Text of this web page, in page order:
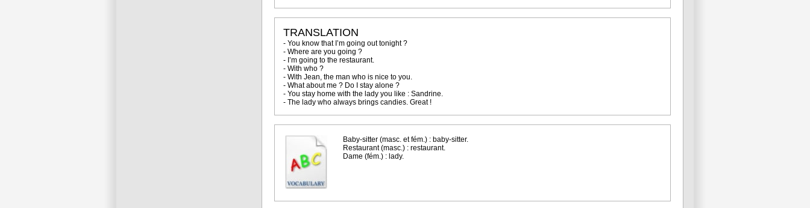
TRANSLATION
- You know that I’m going out tonight ?
- Where are you going ?
- I’m going to the restaurant.
- With who ?
- With Jean, the man who is nice to you.
- What about me ? Do I stay alone ?
- You stay home with the lady you like : Sandrine.
- The lady who always brings candies. Great !
Baby-sitter (masc. et fém.) : baby-sitter.
Restaurant (masc.) : restaurant.
Dame (fém.) : lady.